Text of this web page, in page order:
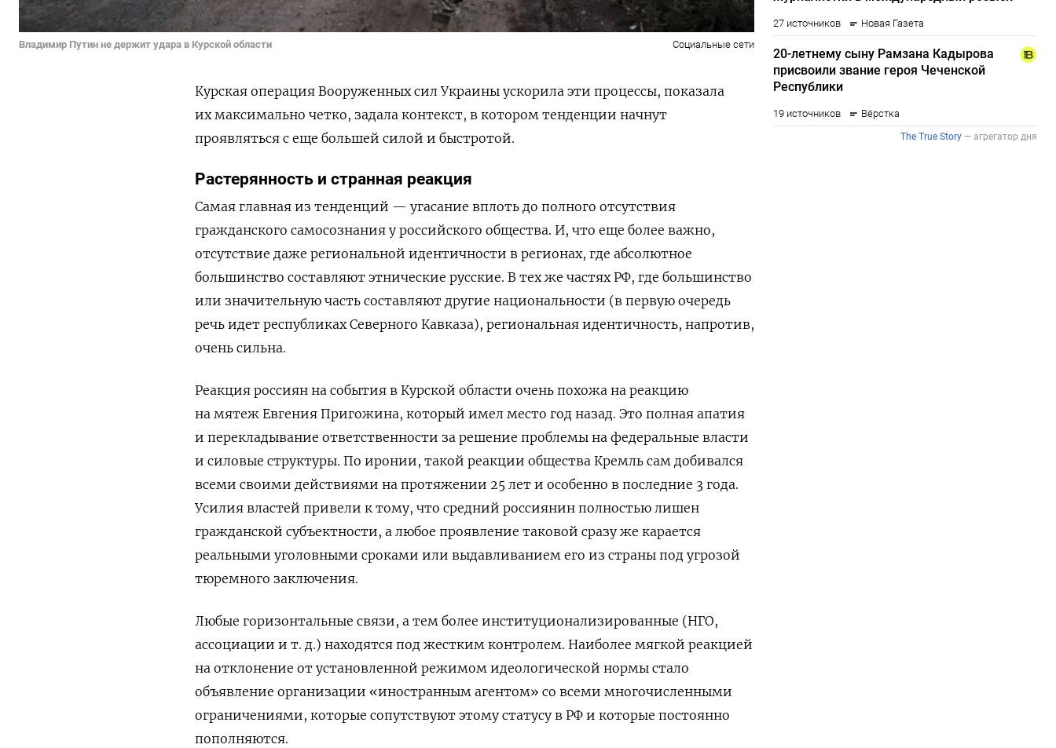
Владимир Путин не держит удара в Курской области Социальные сети
Курская операция Вооруженных сил Украины ускорила эти процессы, показала
их максимально четко, задала контекст, в котором тенденции начнут
проявляться с еще большей силой и быстротой.
Растерянность и странная реакция
Самая главная из тенденций — угасание вплоть до полного отсутствия
гражданского самосознания у российского общества. И, что еще более важно,
отсутствие даже региональной идентичности в регионах, где абсолютное
большинство составляют этнические русские. В тех же частях РФ, где большинство
или значительную часть составляют другие национальности (в первую очередь
речь идет республиках Северного Кавказа), региональная идентичность, напротив,
очень сильна.
Реакция россиян на события в Курской области очень похожа на реакцию
на мятеж Евгения Пригожина, который имел место год назад. Это полная апатия
и перекладывание ответственности за решение проблемы на федеральные власти
и силовые структуры. По иронии, такой реакции общества Кремль сам добивался
всеми своими действиями на протяжении 25 лет и особенно в последние 3 года.
Усилия властей привели к тому, что средний россиянин полностью лишен
гражданской субъектности, а любое проявление таковой сразу же карается
реальными уголовными сроками или выдавливанием его из страны под угрозой
тюремного заключения.
Любые горизонтальные связи, а тем более институционализированные (НГО,
ассоциации и т. д.) находятся под жестким контролем. Наиболее мягкой реакцией
на отклонение от установленной режимом идеологической нормы стало
объявление организации «иностранным агентом» со всеми многочисленными
ограничениями, которые сопутствуют этому статусу в РФ и которые постоянно
пополняются.